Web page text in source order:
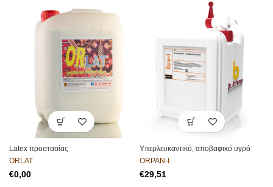
Latex προστασίας
ORLAT
€
Yπερλευκαντικό, αποβαφικό υγρό
ORPAN-I
€